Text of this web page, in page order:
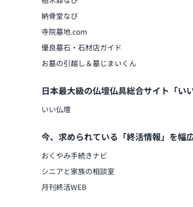
納骨堂なび
寺院墓地.com
優良墓石・石材店ガイド
お墓の引越し＆墓じまいくん
日本最大級の仏壇仏具総合サイト「いい
いい仏壇
今、求められている「終活情報」を幅
おくやみ手続きナビ
シニアと家族の相談室
月刊終活WEB